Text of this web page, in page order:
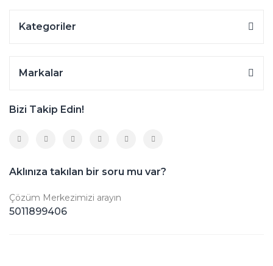
Kategoriler
Markalar
Bizi Takip Edin!
Aklınıza takılan bir soru mu var?
Çözüm Merkezimizi arayın
5011899406